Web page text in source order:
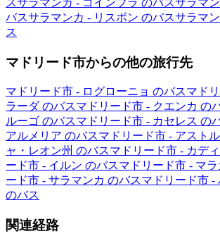
スサラマンカ - コインブラ のバスサラマ
バスサラマンカ - リスボン のバスサラマ
ス
マドリード市からの他の旅行先
マドリード市 - ログローニョ のバスマド
ラーダ のバスマドリード市 - クエンカ の
ルーゴ のバスマドリード市 - カセレス の
アルメリア のバスマドリード市 - アスト
ャ・レオン州 のバスマドリード市 - カデ
ード市 - イルン のバスマドリード市 - マ
ード市 - サラマンカ のバスマドリード市 -
のバス
関連経路